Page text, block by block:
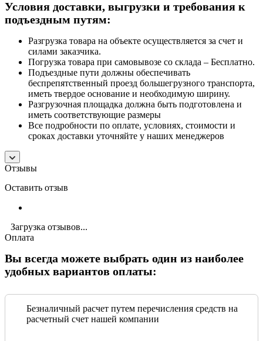
Условия доставки, выгрузки и требования к
подъездным путям:
Разгрузка товара на объекте осуществляется за счет и
силами заказчика.
Погрузка товара при самовывозе со склада – Бесплатно.
Подъездные пути должны обеспечивать
беспрепятственный проезд большегрузного транспорта,
иметь твердое основание и необходимую ширину.
Разгрузочная площадка должна быть подготовлена и
иметь соответствующие размеры
Все подробности по оплате, условиях, стоимости и
сроках доставки уточняйте у наших менеджеров
Отзывы
Оставить отзыв
Загрузка отзывов...
Оплата
Вы всегда можете выбрать один из наиболее
удобных вариантов оплаты:
Безналичный расчет путем перечисления средств на
расчетный счет нашей компании